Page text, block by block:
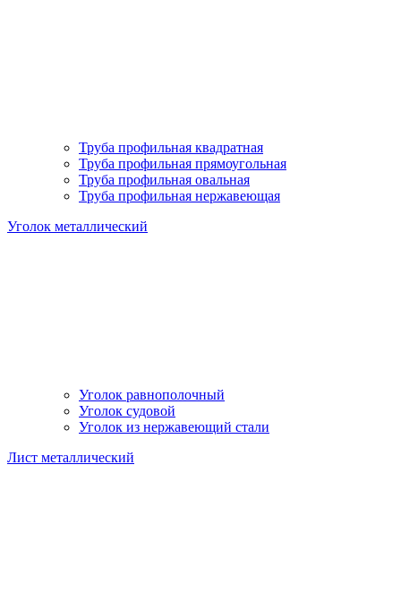
Труба профильная квадратная
Труба профильная прямоугольная
Труба профильная овальная
Труба профильная нержавеющая
Уголок металлический
Уголок равнополочный
Уголок судовой
Уголок из нержавеющий стали
Лист металлический